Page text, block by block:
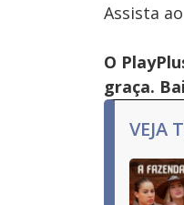
Assista
O
graça.
VEJA